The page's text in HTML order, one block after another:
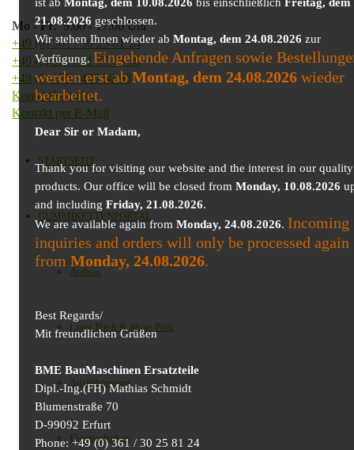
Mo -Fr: 9.00 - 17.00 Uhr
+49 (0) 361 / 30 25 81 24
+49 (0) 361 / 41 77 03 30
+49 (0) 179 / 425 50 98
Kontaktformular
Kontakt per E-Mail
STARTSEITE
GUMMIKETTENPORTAL
Aufbau
Long Pitch & Short Pich
Ausführungen
Eigenschaften
21.08.2026 geschlossen.
Wir stehen Ihnen wieder ab Montag, dem 24.08.2026 zur
Verfügung.Eingehende Anfragen sowie
werden erst abMontag, dem 24.08.2026wieder
bearbeitet.
Dear Sir or Madam,
Thank you for visiting our website and the interest in our quality
products. Our office will be closed from Monday, 10.08.2026
and including Friday, 21.08.2026.
We are available again from Monday, 24.08.2026. Incoming
inquiries and orders will only be processed again
from Monday, 24.08.2026.
Best Regards/
Mit freundlichen Grüßen
BME BauMaschinen Ersatzteile
Dipl.-Ing.(FH) Mathias Schmidt
Blumenstraße 70
D-99092 Erfurt
Phone: +49 (0) 361 / 30 25 81 24